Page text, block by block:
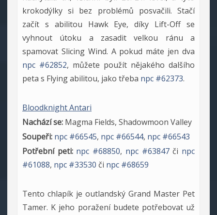
krokodýlky si bez problémů posvačili. Stačí
začít s abilitou Hawk Eye, díky Lift-Off se
vyhnout útoku a zasadit velkou ránu a
spamovat Slicing Wind. A pokud máte jen dva
npc #62852, můžete použít nějakého dalšího
peta s Flying abilitou, jako třeba npc #62373.
Bloodknight Antari
Nachází se: Magma Fields, Shadowmoon Valley
Soupeři: npc #66545, npc #66544, npc #66543
Potřební peti: npc #68850, npc #63847či npc
#61088, npc #33530 či npc #68659
Tento chlapík je outlandský Grand Master Pet
Tamer. K jeho poražení budete potřebovat už